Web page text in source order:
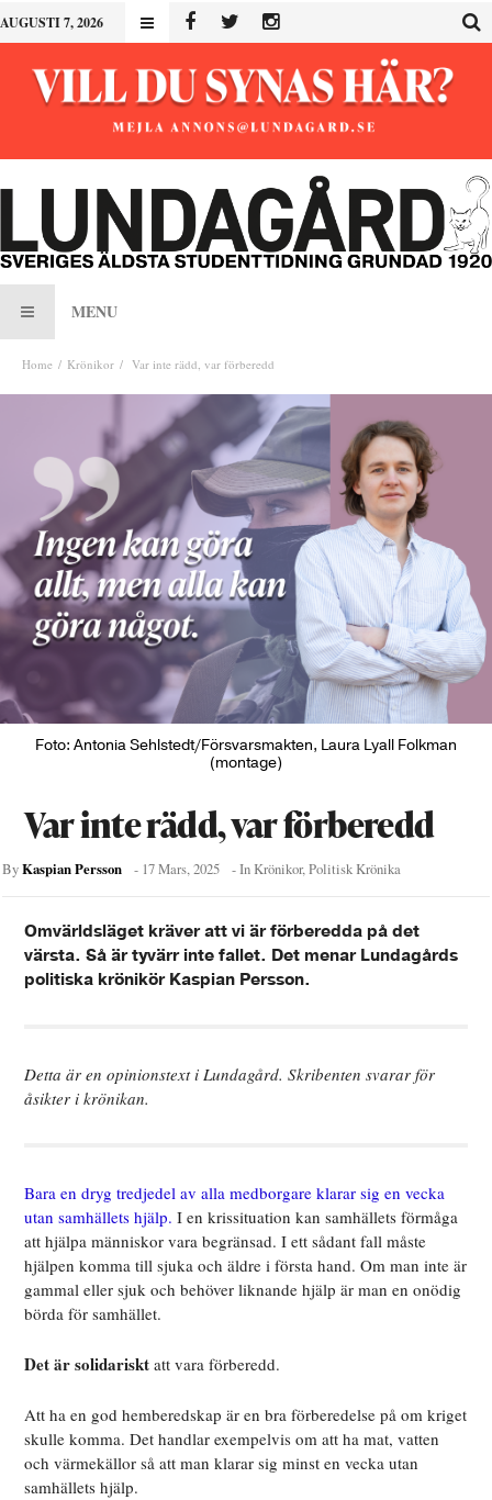
AUGUSTI 7, 2026
MENU
Home Krönikor Var inte rädd, var förberedd
Foto: Antonia Sehlstedt/Försvarsmakten, Laura Lyall Folkman
(montage)
Var inte rädd, var förberedd
ByKaspian Persson - 17 Mars, 2025 - In Krönikor,Politisk Krönika
Omvärldsläget kräver att vi är förberedda på det
värsta. Så är tyvärr inte fallet. Det menar Lundagårds
politiska krönikör Kaspian Persson.
Detta är en opinionstext i Lundagård. Skribenten svarar för
åsikter i krönikan.
Bara en dryg tredjedel av alla medborgare klarar sig en vecka
utan samhällets hjälp. I en krissituation kan samhällets förmåga
att hjälpa människor vara begränsad. I ett sådant fall måste
hjälpen komma till sjuka och äldre i första hand. Om man inte är
gammal eller sjuk och behöver liknande hjälp är man en onödig
börda för samhället.
Det är solidariskt att vara förberedd.
Att ha en god hemberedskap är en bra förberedelse på om kriget
skulle komma. Det handlar exempelvis om att ha mat, vatten
och värmekällor så att man klarar sig minst en vecka utan
samhällets hjälp.